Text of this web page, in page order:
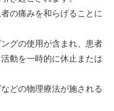
の痛みを和らげることに
グの使用が含まれ、患者
動を一時的に休止または
どの物理療法が施される